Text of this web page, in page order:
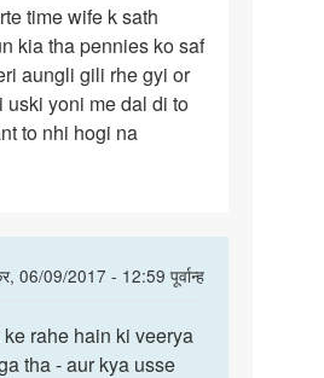
time wife k sath
kia tha pennies ko saf
aungli gili rhe gyi or
uski yoni me dal di to
to nhi hogi na
06/09/2017 - 12:59 पूर्वान्ह
rahe hain ki veerya
tha - aur kya usse